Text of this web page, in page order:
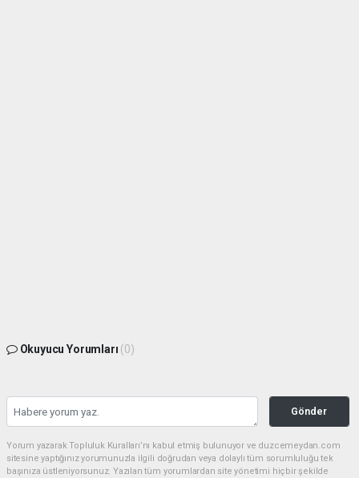
Okuyucu Yorumları (0)
Gönder
Yorum yazarak Topluluk Kuralları’nı kabul etmiş bulunuyor ve duzcemeydan.com
sitesine yaptığınız yorumunuzla ilgili doğrudan veya dolaylı tüm sorumluluğu tek
başınıza üstleniyorsunuz. Yazılan tüm yorumlardan site yönetimi hiçbir şekilde